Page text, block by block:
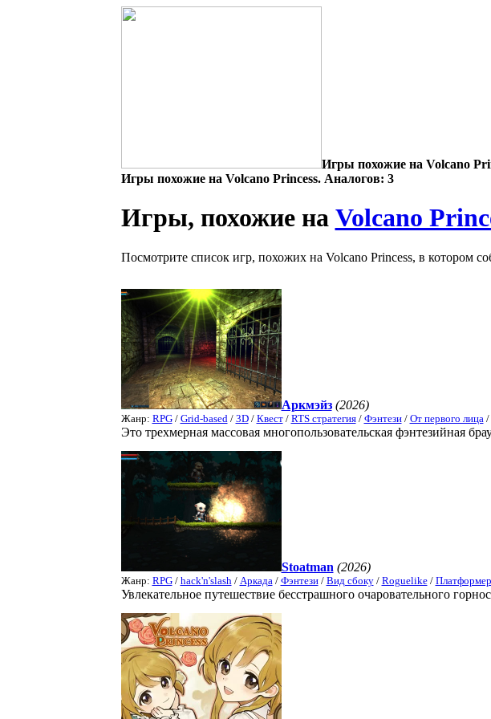
Игры похожие на Volcano
Игры похожие на Volcano Princess. Аналогов: 3
Игры, похожие на Volcano
Посмотрите список игр, похожих на Volcano Princess, в котором
Аркмэйз (2026)
Жанр: RPG/ Grid-based / 3D/ Квест/ RTS стратегия/ Фэнтези/ От первого лица /
Это трехмерная массовая многопользовательская фэнтезийная
Stoatman (2026)
Жанр: RPG/ hack'n'slash / Аркада / Фэнтези/ Вид сбоку/ Roguelike/ Платформер
Увлекательное путешествие бесстрашного очаровательного